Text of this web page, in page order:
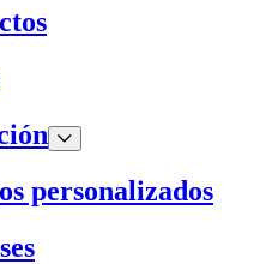
personalizados